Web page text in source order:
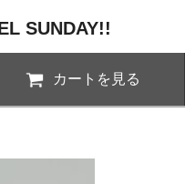
SUNDAY!!
カートを見る